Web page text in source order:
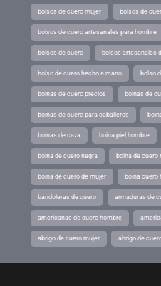
bolsos de cuero mujer bolsos de
bolsos de cuero artesanales para hombre
bolsos de cuero bolsos artesanales
bolso de cuero hecho a mano bolso
boinas de cuero precios boinas de
boinas de cuero para caballeros
boinas de caza boina piel hombre
boina de cuero negra boina de cuero
boina de cuero de mujer boina cuero
bandoleras de cuero armaduras de
americanas de cuero hombre
abrigo de cuero mujer abrigo de